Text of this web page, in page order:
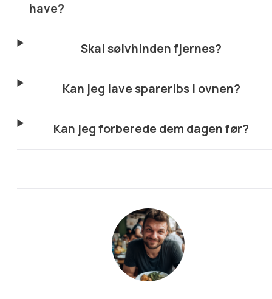
have?
Skal sølvhinden fjernes?
Kan jeg lave spareribs i ovnen?
Kan jeg forberede dem dagen før?